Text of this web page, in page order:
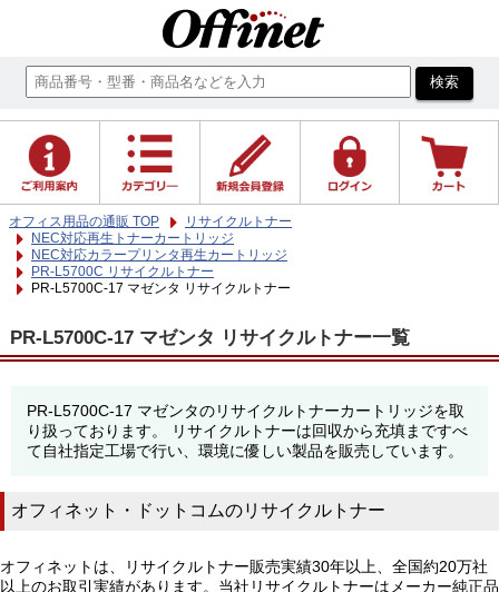
オフィス用品の通販 TOP
リサイクルトナー
NEC対応再生トナーカートリッジ
NEC対応カラープリンタ再生カートリッジ
PR-L5700C リサイクルトナー
PR-L5700C-17 マゼンタ リサイクルトナー
PR-L5700C-17 マゼンタ リサイクルトナー一覧
PR-L5700C-17 マゼンタのリサイクルトナーカートリッジを取
り扱っております。 リサイクルトナーは回収から充填まですべ
て自社指定工場で行い、環境に優しい製品を販売しています。
オフィネット・ドットコムのリサイクルトナー
オフィネットは、リサイクルトナー販売実績30年以上、全国約20万社
以上のお取引実績があります。当社リサイクルトナーはメーカー純正品